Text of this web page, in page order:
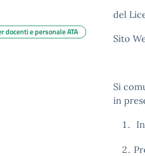
del
Sito
Si
in
docenti e personale ATA